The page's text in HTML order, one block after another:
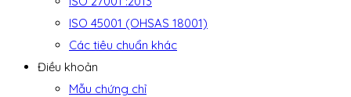
ISO 45001 (OHSAS 18001)
Các tiêu chuẩn khác
Điều khoản
Mẫu chứng chỉ